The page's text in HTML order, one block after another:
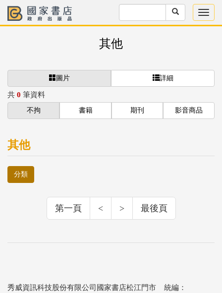
其他
圖片 詳細
共 0 筆資料
不拘 書籍 期刊 影音商品
其他
分類
第一頁 < > 最後頁
秀威資訊科技股份有限公司國家書店松江門市 統編：